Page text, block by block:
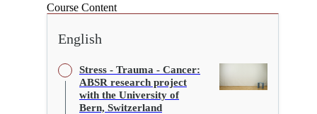
Course Content
English
Stress - Trauma - Cancer:
ABSR research project
with the University of
Bern, Switzerland